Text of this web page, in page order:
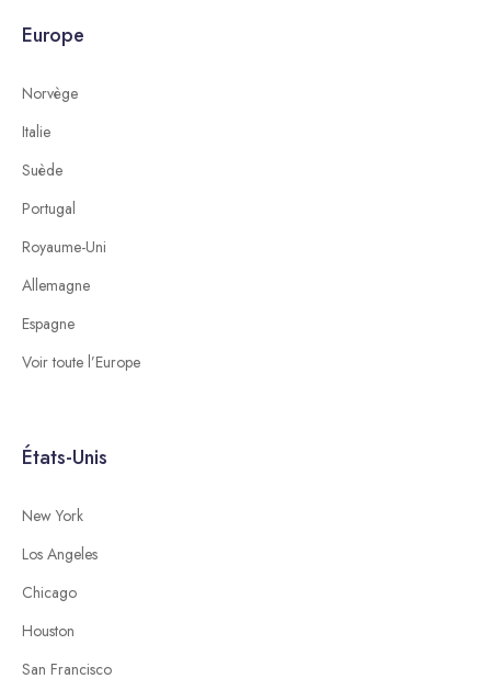
Europe
Norvège
Italie
Suède
Portugal
Royaume-Uni
Allemagne
Espagne
Voir toute l’Europe
États-Unis
New York
Los Angeles
Chicago
Houston
San Francisco